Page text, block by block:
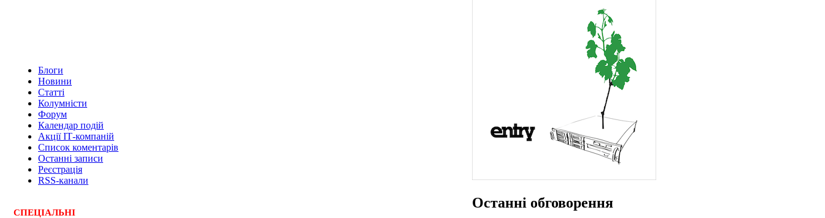
Блоги
Новини
Статті
Колумністи
Форум
Календар подій
Акції ІТ-компаній
Список коментарів
Останні записи
Реєстрація
RSS-канали
СПЕЦІАЛЬНІ
Останні обговорення